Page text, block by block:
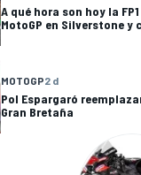
A qué hora son hoy la
MotoGP en Silverstone y
MOTOGP2 d
Pol Espargaró
Gran Bretaña